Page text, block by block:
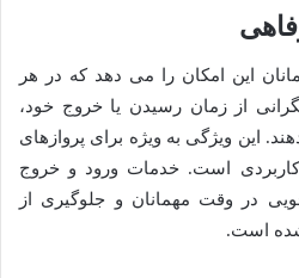
مهمانان این امکان را می دهد که در هر
از زمان رسیدن یا خروج خود،
این ویژگی به ویژه برای پروازهای
کاربردی است. خدمات ورود و خروج
در وقت مهمانان و جلوگیری از
است.